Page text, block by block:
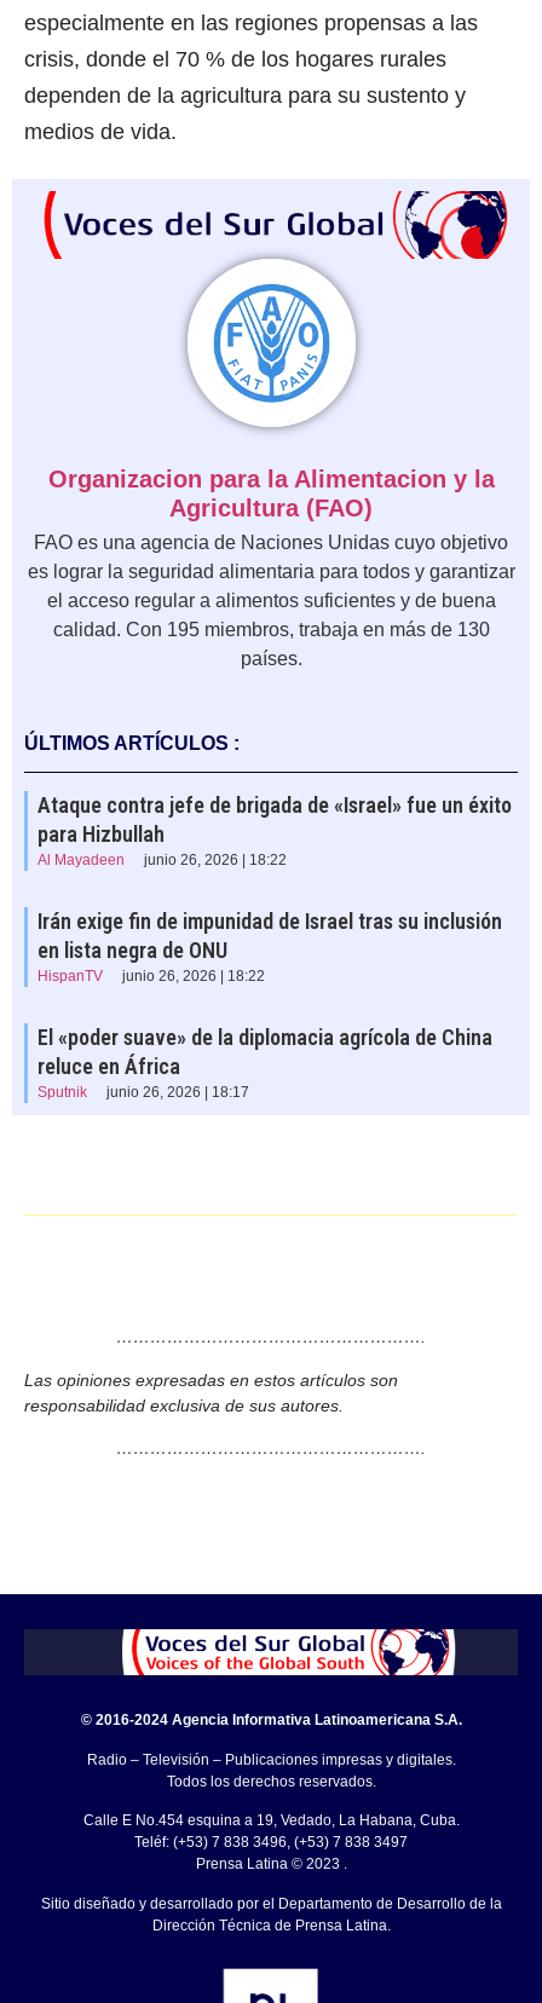
especialmente en las regiones propensas a las
crisis, donde el 70 % de los hogares rurales
dependen de la agricultura para su sustento y
medios de vida.
Organizacion para la Alimentacion y la
Agricultura (FAO)
FAO es una agencia de Naciones Unidas cuyo objetivo
es lograr la seguridad alimentaria para todos y garantizar
el acceso regular a alimentos suficientes y de buena
calidad. Con 195 miembros, trabaja en más de 130
países.
ÚLTIMOS ARTÍCULOS :
Ataque contra jefe de brigada de «Israel» fue un éxito
para Hizbullah
Al Mayadeen junio 26, 2026 | 18:22
Irán exige fin de impunidad de Israel tras su inclusión
en lista negra de ONU
HispanTV junio 26, 2026 | 18:22
El «poder suave» de la diplomacia agrícola de China
reluce en África
Sputnik junio 26, 2026 | 18:17
……………………………………………….
Las opiniones expresadas en estos artículos son
responsabilidad exclusiva de sus autores.
……………………………………………….
© 2016-2024 Agencia Informativa Latinoamericana S.A.
Radio – Televisión – Publicaciones impresas y digitales.
Todos los derechos reservados.
Calle E No.454 esquina a 19, Vedado, La Habana, Cuba.
Teléf: (+53) 7 838 3496, (+53) 7 838 3497
Prensa Latina © 2023 .
Sitio diseñado y desarrollado por el Departamento de Desarrollo de la
Dirección Técnica de Prensa Latina.